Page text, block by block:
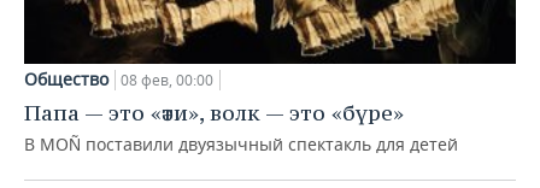
Общество 08 фев, 00:00
Папа — это «әти», волк — это «бүре»
В MOÑ поставили двуязычный спектакль для детей